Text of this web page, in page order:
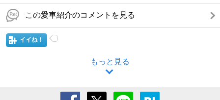
この愛車紹介のコメントを見る
イイね！
もっと見る